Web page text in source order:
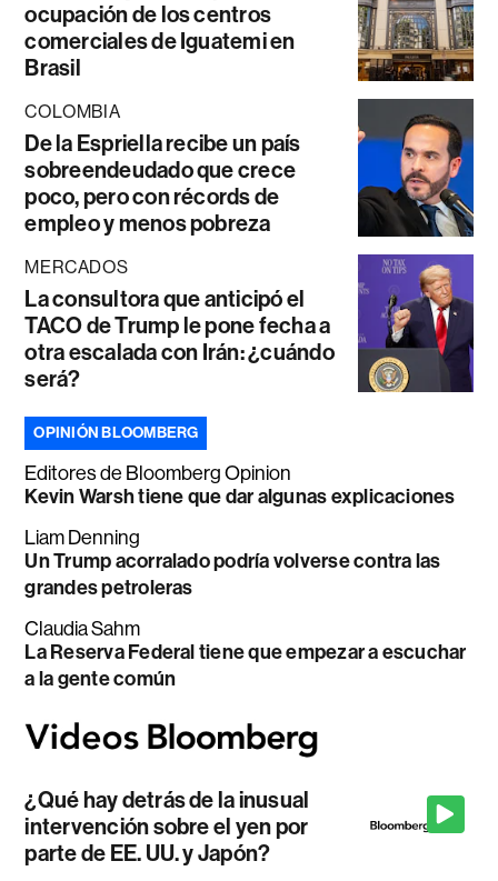
ocupación de los centros
comerciales de Iguatemi en
Brasil
COLOMBIA
De la Espriella recibe un país
sobreendeudado que crece
poco, pero con récords de
empleo y menos pobreza
MERCADOS
La consultora que anticipó el
TACO de Trump le pone fecha a
otra escalada con Irán: ¿cuándo
será?
OPINIÓN BLOOMBERG
Editores de Bloomberg Opinion
Kevin Warsh tiene que dar algunas explicaciones
Liam Denning
Un Trump acorralado podría volverse contra las
grandes petroleras
Claudia Sahm
La Reserva Federal tiene que empezar a escuchar
a la gente común
¿Qué hay detrás de la inusual
intervención sobre el yen por
parte de EE. UU. y Japón?